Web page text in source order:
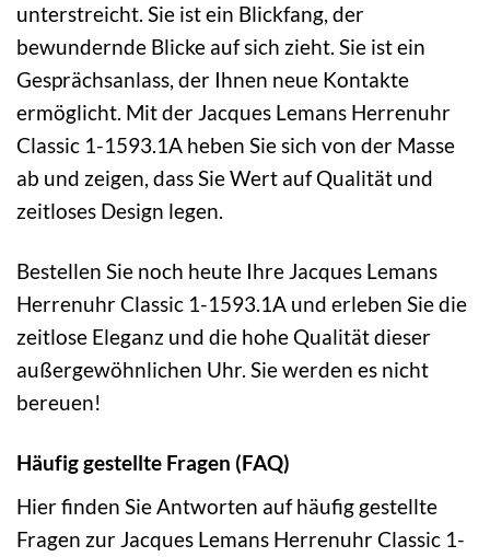
unterstreicht. Sie ist ein Blickfang, der
bewundernde Blicke auf sich zieht. Sie ist ein
Gesprächsanlass, der Ihnen neue Kontakte
ermöglicht. Mit der Jacques Lemans Herrenuhr
Classic 1-1593.1A heben Sie sich von der Masse
ab und zeigen, dass Sie Wert auf Qualität und
zeitloses Design legen.
Bestellen Sie noch heute Ihre Jacques Lemans
Herrenuhr Classic 1-1593.1A und erleben Sie die
zeitlose Eleganz und die hohe Qualität dieser
außergewöhnlichen Uhr. Sie werden es nicht
bereuen!
Häufig gestellte Fragen (FAQ)
Hier finden Sie Antworten auf häufig gestellte
Fragen zur Jacques Lemans Herrenuhr Classic 1-